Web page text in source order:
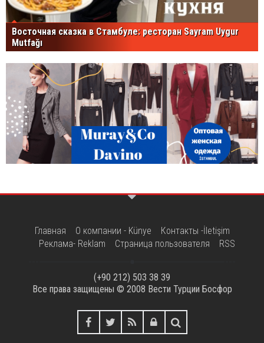
Восточная сказка в Стамбуле: ресторан Sayram Uygur
Mutfağı
Главная О компании - Künye
Контакты -İletişim
Реклама- Reklam
Страница пользователя RSS
(+90 212) 503 38 39
Все права защищены © 2008 Вести Турции Босфор